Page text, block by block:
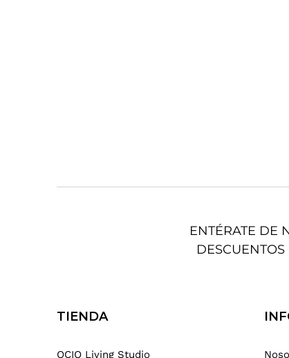
ENTÉRATE DE
TIENDA
OCIO Living Studio